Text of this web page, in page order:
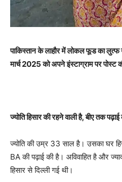
पाकिस्तान के लाहौर में लोकल फूड का लुत्फ
मार्च 2025 को अपने इंस्टाग्राम पर पोस्ट
ज्योति हिसार की रहने वाली है, बीए तक पढ़ाई
ज्योति की उम्र 33 साल है। उसका घर
BA की पढ़ाई की है। अविवाहित है और
हिसार से दिल्ली गई थी।